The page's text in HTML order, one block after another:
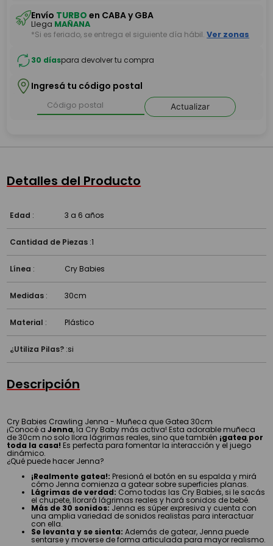
Envío TURBO en CABA y GBA
Llega MAÑANA
*Si es feriado, se entrega el siguiente día hábil. Ver zonas
30 díaspara devolver tu compra
Ingresá tu código postal
Actualizar
Detalles del Producto
Edad : 3 a 6 años
Cantidad de Piezas :1
Línea : Cry Babies
Medidas : 30cm
Material : Plástico
¿Utiliza Pilas? :si
Descripción
Cry Babies Crawling Jenna - Muñeca que Gatea 30cm
¡Conocé aJenna, la Cry Baby más activa! Esta adorable muñeca
de 30cm no solo llora lágrimas reales, sino que también ¡gatea por
toda la casa! Es perfecta para fomentar la interacción y el juego
dinámico.
¿Qué puede hacer Jenna?
¡Realmente gatea!: Presioná el botón en su espalda y mirá
cómo Jenna comienza a gatear sobre superficies planas.
Lágrimas de verdad: Como todas las Cry Babies, si le sacás
el chupete, llorará lágrimas reales y hará sonidos de bebé.
Más de 30 sonidos:Jenna es súper expresiva y cuenta con
una amplia variedad de sonidos realistas para interactuar
con ella.
Se levanta y se sienta: Además de gatear, Jenna puede
sentarse y moverse de forma articulada para mayor realismo.